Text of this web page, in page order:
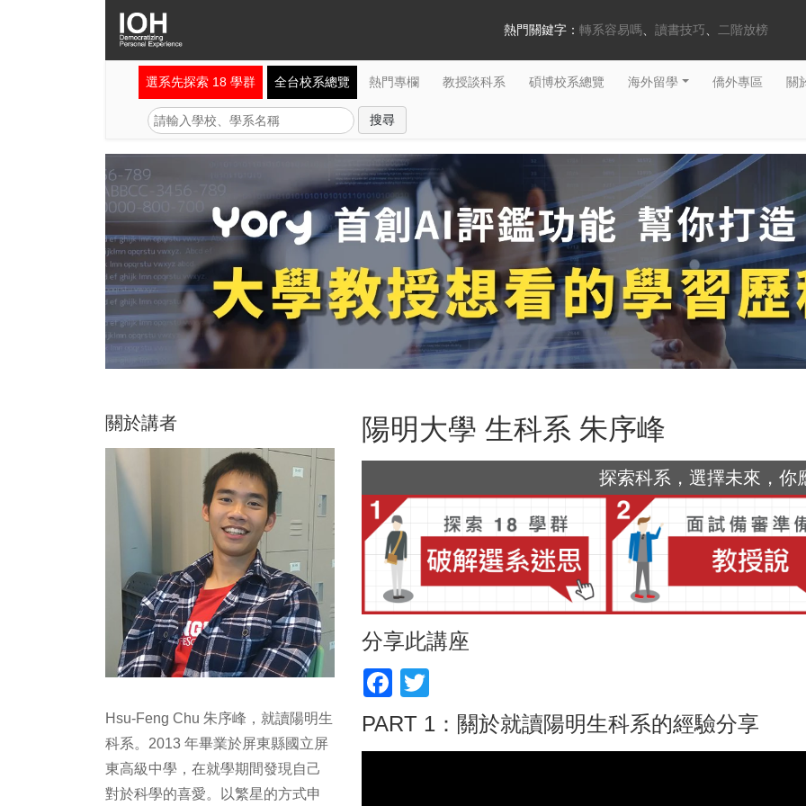
熱門關鍵字： 轉系容易嗎 讀書技巧 二階放榜
選系先探索 18 學群 全台校系總覽 熱門專欄 教授談科系 碩博校系總覽 海外留學 僑外專區 關
關於講者
Hsu-Feng Chu 朱序峰，就讀陽明生
科系。2013 年畢業於屏東縣國立屏
東高級中學，在就學期間發現自己
對於科學的喜愛。以繁星的方式申
陽明大學 生科系 朱序峰
探索科系，選擇未來，你
分享此講座
Facebook
PART 1：關於就讀陽明生科系的經驗分享